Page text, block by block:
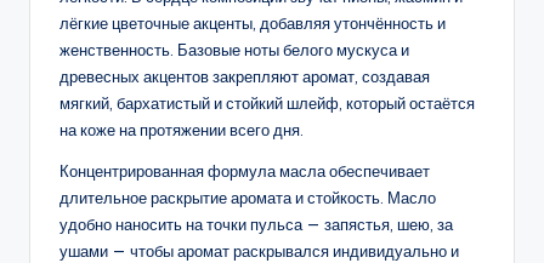
лёгкие цветочные акценты, добавляя утончённость и
женственность. Базовые ноты белого мускуса и
древесных акцентов закрепляют аромат, создавая
мягкий, бархатистый и стойкий шлейф, который остаётся
на коже на протяжении всего дня.
Концентрированная формула масла обеспечивает
длительное раскрытие аромата и стойкость. Масло
удобно наносить на точки пульса — запястья, шею, за
ушами — чтобы аромат раскрывался индивидуально и